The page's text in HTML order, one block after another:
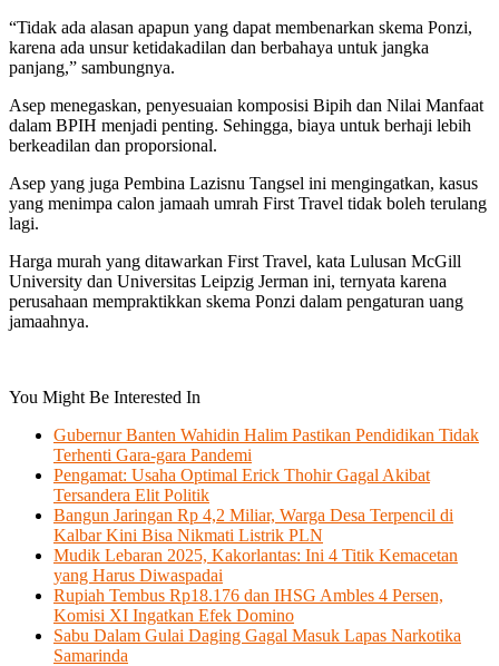
“Tidak ada alasan apapun yang dapat membenarkan skema Ponzi,
karena ada unsur ketidakadilan dan berbahaya untuk jangka
panjang,” sambungnya.
Asep menegaskan, penyesuaian komposisi Bipih dan Nilai Manfaat
dalam BPIH menjadi penting. Sehingga, biaya untuk berhaji lebih
berkeadilan dan proporsional.
Asep yang juga Pembina Lazisnu Tangsel ini mengingatkan, kasus
yang menimpa calon jamaah umrah First Travel tidak boleh terulang
lagi.
Harga murah yang ditawarkan First Travel, kata Lulusan McGill
University dan Universitas Leipzig Jerman ini, ternyata karena
perusahaan mempraktikkan skema Ponzi dalam pengaturan uang
jamaahnya.
You Might Be Interested In
Gubernur Banten Wahidin Halim Pastikan Pendidikan Tidak
Terhenti Gara-gara Pandemi
Pengamat: Usaha Optimal Erick Thohir Gagal Akibat
Tersandera Elit Politik
Bangun Jaringan Rp 4,2 Miliar, Warga Desa Terpencil di
Kalbar Kini Bisa Nikmati Listrik PLN
Mudik Lebaran 2025, Kakorlantas: Ini 4 Titik Kemacetan
yang Harus Diwaspadai
Rupiah Tembus Rp18.176 dan IHSG Ambles 4 Persen,
Komisi XI Ingatkan Efek Domino
Sabu Dalam Gulai Daging Gagal Masuk Lapas Narkotika
Samarinda